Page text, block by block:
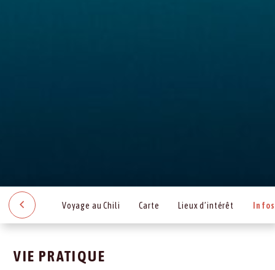
Voyage au Chili Carte Lieux d’intérêt
VIE PRATIQUE